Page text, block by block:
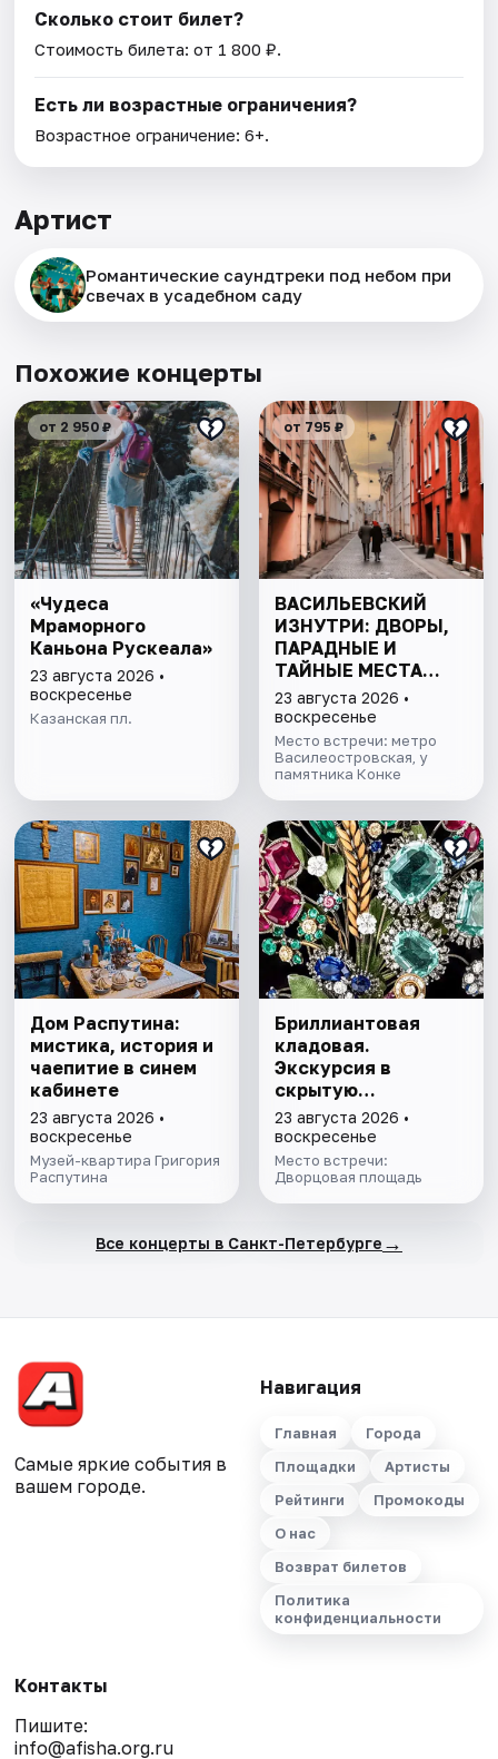
Сколько стоит билет?
Стоимость билета: от 1 800 ₽.
Есть ли возрастные ограничения?
Возрастное ограничение: 6+.
Артист
Романтические саундтреки под небом при
свечах в усадебном саду
Похожие концерты
от 2 950 ₽
«Чудеса
Мраморного
Каньона Рускеала»
23 августа 2026 •
воскресенье
Казанская пл.
от 795 ₽
ВАСИЛЬЕВСКИЙ
ИЗНУТРИ: ДВОРЫ,
ПАРАДНЫЕ И
ТАЙНЫЕ МЕСТА
ОСТРОВА
23 августа 2026 •
воскресенье
Место встречи: метро
Василеостровская, у
памятника Конке
Дом Распутина:
мистика, история и
чаепитие в синем
кабинете
23 августа 2026 •
воскресенье
Музей-квартира Григория
Распутина
Бриллиантовая
кладовая.
Экскурсия в
скрытую
сокровищницу
Эрмитажа с
билетом в музей
23 августа 2026 •
воскресенье
Место встречи:
Дворцовая площадь
Все концерты в Санкт-Петербурге →
Самые яркие события в
вашем городе.
Навигация
Главная
Города
Площадки
Артисты
Рейтинги
Промокоды
О нас
Возврат билетов
Политика
конфиденциальности
Контакты
Пишите:
info@afisha.org.ru